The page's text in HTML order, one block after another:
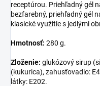
receptúrou. Priehľadný gél
bezfarebný, priehľadný gél
klasické využitie s jedlými
Hmotnosť: 280 g.
Zloženie: glukózový sirup
(kukurica), zahusťovadlo:
látky: E202.